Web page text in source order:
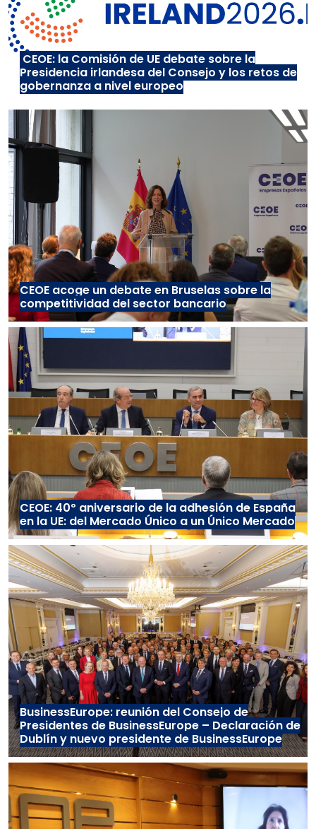
CEOE: la Comisión de UE debate sobre la
Presidencia irlandesa del Consejo y los retos de
gobernanza a nivel europeo
CEOE acoge un debate en Bruselas sobre la
competitividad del sector bancario
CEOE: 40º aniversario de la adhesión de España
en la UE: del Mercado Único a un Único Mercado
BusinessEurope: reunión del Consejo de
Presidentes de BusinessEurope – Declaración de
Dublín y nuevo presidente de BusinessEurope